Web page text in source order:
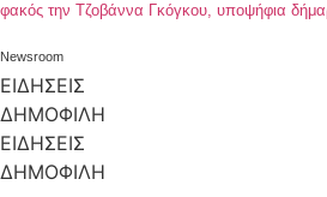
φακός την Τζοβάννα Γκόγκου, υποψήφια
Ψαθά στις προσεχείς εκλογές, αφού στο χορό
υποψηφίων έχει προστεθεί και ο Ανδρέας
τα Πολιτικά Ευβοίας. Σταδιακά
Newsroom
ΕΙΔΗΣΕΙΣ
ΔΗΜΟΦΙΛΗ
ΕΙΔΗΣΕΙΣ
ΔΗΜΟΦΙΛΗ